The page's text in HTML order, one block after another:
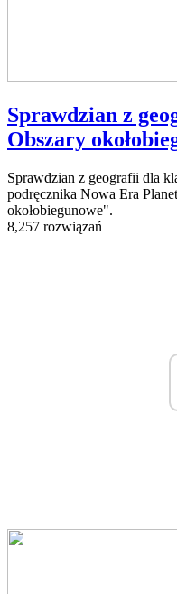
Sprawdzian z
Obszary
Sprawdzian z geografii dla
podręcznika Nowa Era
okołobiegunowe".
8,257 rozwiązań